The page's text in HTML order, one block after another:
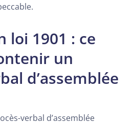
loi 1901 : ce
un
d’assemblée
verbal d’assemblée